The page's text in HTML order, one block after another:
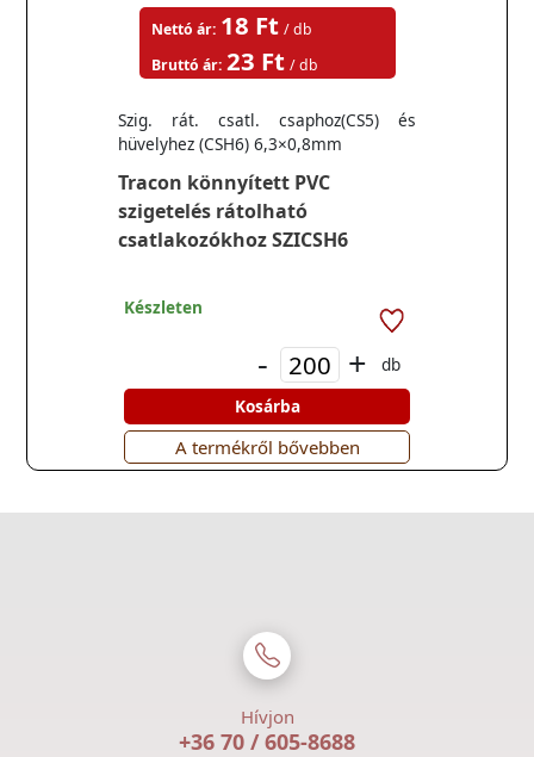
Tracon könnyített PVC
szigetelés rátolható
csatlakozókhoz SZICSH6
Szig. rát. csatl. csaphoz(CS5) és
hüvelyhez (CSH6) 6,3×0,8mm
Nettó ár: 18 Ft / db
Bruttó ár: 23 Ft / db
Készleten
- +
db
Kosárba
A termékről bővebben
Hívjon
+36 70 / 605-8688